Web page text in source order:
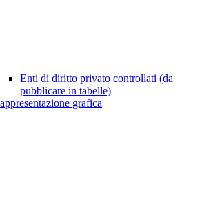
Enti di diritto privato controllati (da
pubblicare in tabelle)
grafica